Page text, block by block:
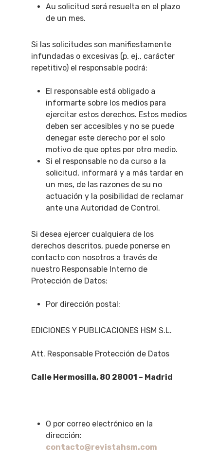
Au solicitud será resuelta en el plazo
de un mes.
Si las solicitudes son manifiestamente
infundadas o excesivas (p. ej., carácter
repetitivo) el responsable podrá:
El responsable está obligado a
informarte sobre los medios para
ejercitar estos derechos. Estos medios
deben ser accesibles y no se puede
denegar este derecho por el solo
motivo de que optes por otro medio.
Si el responsable no da curso a la
solicitud, informará y a más tardar en
un mes, de las razones de su no
actuación y la posibilidad de reclamar
ante una Autoridad de Control.
Si desea ejercer cualquiera de los
derechos descritos, puede ponerse en
contacto con nosotros a través de
nuestro Responsable Interno de
Protección de Datos:
Por dirección postal:
EDICIONES Y PUBLICACIONES HSM S.L.
Att. Responsable Protección de Datos
Calle Hermosilla, 80 28001 – Madrid
O por correo electrónico en la
dirección:
contacto@revistahsm.com